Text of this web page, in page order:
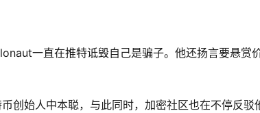
一直在推特诋毁自己是骗子。他还扬言要悬赏
创始人中本聪，与此同时，加密社区也在不停反驳